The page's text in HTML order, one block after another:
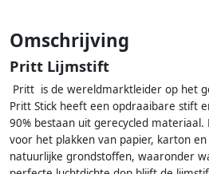
Omschrijving
Pritt Lijmstift
Pritt is de wereldmarktleider op het
Pritt Stick heeft een opdraaibare stift
90% bestaan uit gerecycled
voor het plakken van papier, karton
natuurlijke grondstoffen, waaronder